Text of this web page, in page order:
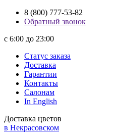
8 (800) 777-53-82
Обратный звонок
с 6:00 до 23:00
Статус заказа
Доставка
Гарантии
Контакты
Салонам
In English
Доставка цветов
в Некрасовском